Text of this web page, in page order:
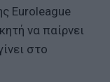
Euroleague
να παίρνει
στο